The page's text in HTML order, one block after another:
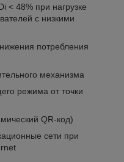
< 48% при нагрузке
с низкими
потребления
механизма
режима от точки
QR-код)
сети при